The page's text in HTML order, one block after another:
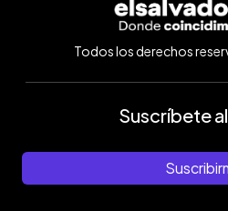
Todos los derechos
Suscríbete